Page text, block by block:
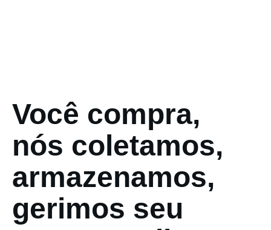
Você compra,
nós coletamos,
armazenamos,
gerimos seu